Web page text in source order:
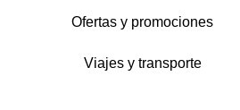
Ofertas y promociones
Viajes y transporte